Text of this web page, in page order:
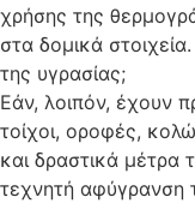
χρήσης της
στα δομικά
της υγρασίας;
Εάν, λοιπόν, έχουν
τοίχοι, οροφές,
και δραστικά μέτρα
τεχνητή αφύγρανση